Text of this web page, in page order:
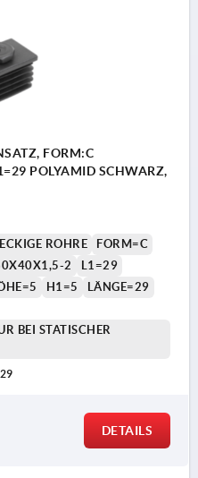
FORM:C
POLYAMID SCHWARZ,
ROHRE
FORM=C
2
L1=29
H1=5
LÄNGE=29
BEI STATISCHER
DETAILS